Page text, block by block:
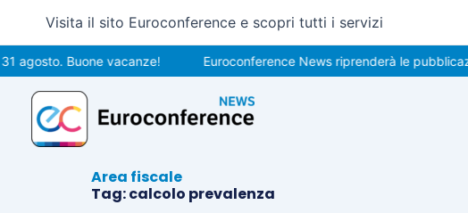
contenuto
Visita il sito Euroconference e scopri tutti i servizi
agosto. Buone vacanze! Euroconference News riprenderà le
Area fiscale
Tag: calcolo prevalenza